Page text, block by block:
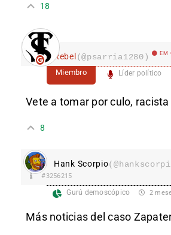
18
Rebel (@psarria1280) EM
Miembro Líder político
Vete a tomar por culo,
8
Hank Scorpio
#3256215
Gurú demoscópico 2
Más noticias del caso